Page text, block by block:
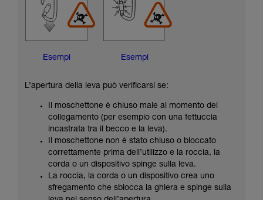
Esempi Esempi
L’apertura della leva può verificarsi se:
Il moschettone è chiuso male al momento del
collegamento (per esempio con una fettuccia
incastrata tra il becco e la leva).
Il moschettone non è stato chiuso o bloccato
correttamente prima dell’utilizzo e la roccia, la
corda o un dispositivo spinge sulla leva.
La roccia, la corda o un dispositivo crea uno
sfregamento che sblocca la ghiera e spinge sulla